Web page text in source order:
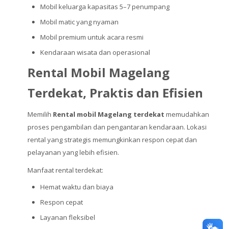
Mobil keluarga kapasitas 5–7 penumpang
Mobil matic yang nyaman
Mobil premium untuk acara resmi
Kendaraan wisata dan operasional
Rental Mobil Magelang
Terdekat, Praktis dan Efisien
Memilih Rental mobil Magelang terdekat memudahkan
proses pengambilan dan pengantaran kendaraan. Lokasi
rental yang strategis memungkinkan respon cepat dan
pelayanan yang lebih efisien.
Manfaat rental terdekat:
Hemat waktu dan biaya
Respon cepat
Layanan fleksibel